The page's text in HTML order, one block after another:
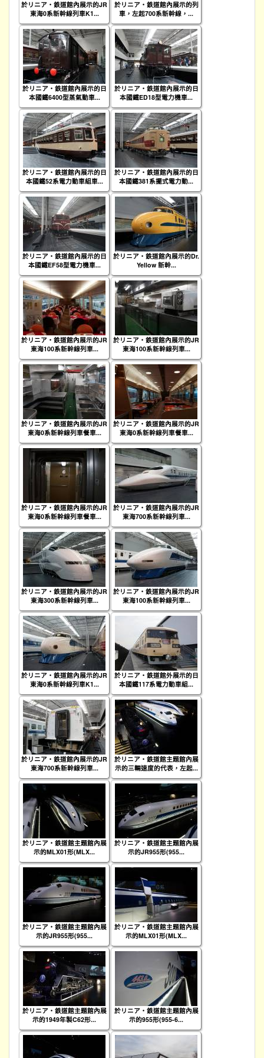
於リニア・鉄道館內展示的JR
東海0系新幹線列車K1...
於リニア・鉄道館內展示的列
車，左起700系新幹線，...
於リニア・鉄道館內展示的日
本國鐵6400型蒸氣動車...
於リニア・鉄道館內展示的日
本國鐵ED18型電力機車...
於リニア・鉄道館內展示的日
本國鐵52系電力動車組車...
於リニア・鉄道館內展示的日
本國鐵381系擺式電力動...
於リニア・鉄道館內展示的日
本國鐵EF58型電力機車...
於リニア・鉄道館內展示的Dr.
Yellow 新幹...
於リニア・鉄道館內展示的JR
東海100系新幹線列車...
於リニア・鉄道館內展示的JR
東海100系新幹線列車...
於リニア・鉄道館內展示的JR
東海0系新幹線列車餐車...
於リニア・鉄道館內展示的JR
東海0系新幹線列車餐車...
於リニア・鉄道館內展示的JR
東海0系新幹線列車餐車...
於リニア・鉄道館內展示的JR
東海700系新幹線列車...
於リニア・鉄道館內展示的JR
東海300系新幹線列車...
於リニア・鉄道館內展示的JR
東海100系新幹線列車...
於リニア・鉄道館內展示的JR
東海0系新幹線列車K1...
於リニア・鉄道館外展示的日
本國鐵117系電力動車組...
於リニア・鉄道館內展示的JR
東海700系新幹線列車...
於リニア・鉄道館主題館內展
示的三輛速度的代表，左起...
於リニア・鉄道館主題館內展
示的MLX01形(MLX...
於リニア・鉄道館主題館內展
示的JR955形(955...
於リニア・鉄道館主題館內展
示的JR955形(955...
於リニア・鉄道館主題館內展
示的MLX01形(MLX...
於リニア・鉄道館主題館內展
示的1949年製C62形...
於リニア・鉄道館主題館內展
示的955形(955-6...